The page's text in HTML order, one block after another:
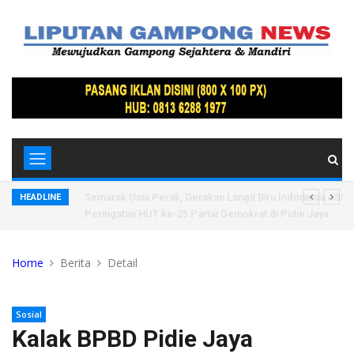
HEADLINE
Semarak Usia Perak, Gerakan Langit Biru Indonesia ASRI
Home Berita Detail
Sosial
Kalak BPBD Pidie Jaya